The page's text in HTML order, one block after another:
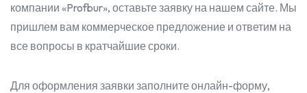
компании «Profbur», оставьте заявку на нашем сайте. Мы
пришлем вам коммерческое предложение и ответим на
все вопросы в кратчайшие сроки.
Для оформления заявки заполните онлайн-форму,